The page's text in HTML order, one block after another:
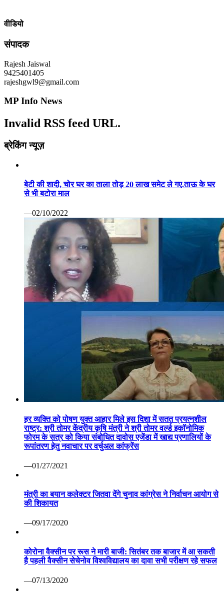
वीडियो
संपादक
Rajesh Jaiswal
9425401405
rajeshgwl9@gmail.com
MP Info News
Invalid RSS feed URL.
ब्रेकिंग न्यूज़
बेटी की शादी, चोर घर का ताला तोड़ 20 लाख समेट ले गए.ताऊ के घर
से भी बटोरा माल
—02/10/2022
हर व्यक्ति को पोषण युक्त आहार मिले इस दिशा में सतत प्रयत्नशील
राष्ट्र: श्री तोमर केंद्रीय कृषि मंत्री ने श्री तोमर वर्ल्ड इकॉनोमिक
फोरम के सत्र को किया संबोधित दावोस एजेंडा में खाद्य प्रणालियों के
रूपांतरण हेतु नवाचार पर वर्चुअल कांफ्रेंस
—01/27/2021
मंत्री का बयान कलेक्टर जितवा देंगे चुनाव कांग्रेस ने निर्वाचन आयोग से
की शिकायत
—09/17/2020
कोरोना वैक्सीन पर रूस ने मारी बाजी: सितंबर तक बाजार में आ सकती
है पहली वैक्सीन सेचेनोव विश्वविद्यालय का दावा सभी परीक्षण रहे सफल
—07/13/2020